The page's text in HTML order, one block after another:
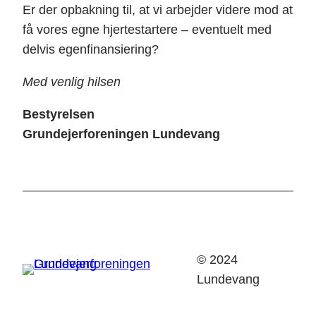
Er der opbakning til, at vi arbejder videre mod at
få vores egne hjertestartere – eventuelt med
delvis egenfinansiering?
Med venlig hilsen
Bestyrelsen
Grundejerforeningen Lundevang
© 2024
Lundevang